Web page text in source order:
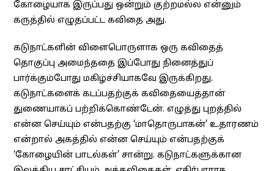
கோழையாக இருப்பது ஒன்றும் குற்றமல்ல என்னும்
கருத்தில் எழுதப்பட்ட கவிதை அது.
கடுநாட்களின் விளைபொருளாக ஒரு கவிதைத்
தொகுப்பு அமைந்ததை இப்போது நினைத்துப்
பார்க்கும்போது மகிழ்ச்சியாகவே இருக்கிறது.
கடுநாட்களைக் கடப்பதற்குக் கவிதையைத்தான்
துணையாகப் பற்றிக்கொண்டேன். எழுத்து புறத்தில்
என்ன செய்யும் என்பதற்கு ‘மாதொருபாகன்’ உதாரணம்
என்றால் அகத்தில் என்ன செய்யும் என்பதற்குக்
‘கோழையின் பாடல்கள்’ சான்று. கடுநாட்களுக்கான